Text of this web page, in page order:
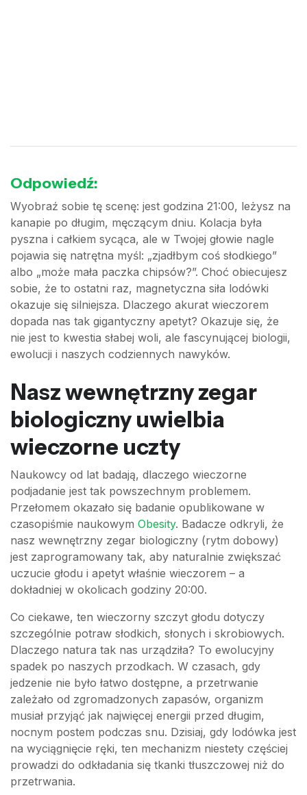
Odpowiedź:
Wyobraź sobie tę scenę: jest godzina 21:00, leżysz na
kanapie po długim, męczącym dniu. Kolacja była
pyszna i całkiem sycąca, ale w Twojej głowie nagle
pojawia się natrętna myśl: „zjadłbym coś słodkiego”
albo „może mała paczka chipsów?”. Choć obiecujesz
sobie, że to ostatni raz, magnetyczna siła lodówki
okazuje się silniejsza. Dlaczego akurat wieczorem
dopada nas tak gigantyczny apetyt? Okazuje się, że
nie jest to kwestia słabej woli, ale fascynującej biologii,
ewolucji i naszych codziennych nawyków.
Nasz wewnętrzny zegar
biologiczny uwielbia
wieczorne uczty
Naukowcy od lat badają, dlaczego wieczorne
podjadanie jest tak powszechnym problemem.
Przełomem okazało się badanie opublikowane w
czasopiśmie naukowym Obesity. Badacze odkryli, że
nasz wewnętrzny zegar biologiczny (rytm dobowy)
jest zaprogramowany tak, aby naturalnie zwiększać
uczucie głodu i apetyt właśnie wieczorem – a
dokładniej w okolicach godziny 20:00.
Co ciekawe, ten wieczorny szczyt głodu dotyczy
szczególnie potraw słodkich, słonych i skrobiowych.
Dlaczego natura tak nas urządziła? To ewolucyjny
spadek po naszych przodkach. W czasach, gdy
jedzenie nie było łatwo dostępne, a przetrwanie
zależało od zgromadzonych zapasów, organizm
musiał przyjąć jak najwięcej energii przed długim,
nocnym postem podczas snu. Dzisiaj, gdy lodówka jest
na wyciągnięcie ręki, ten mechanizm niestety częściej
prowadzi do odkładania się tkanki tłuszczowej niż do
przetrwania.